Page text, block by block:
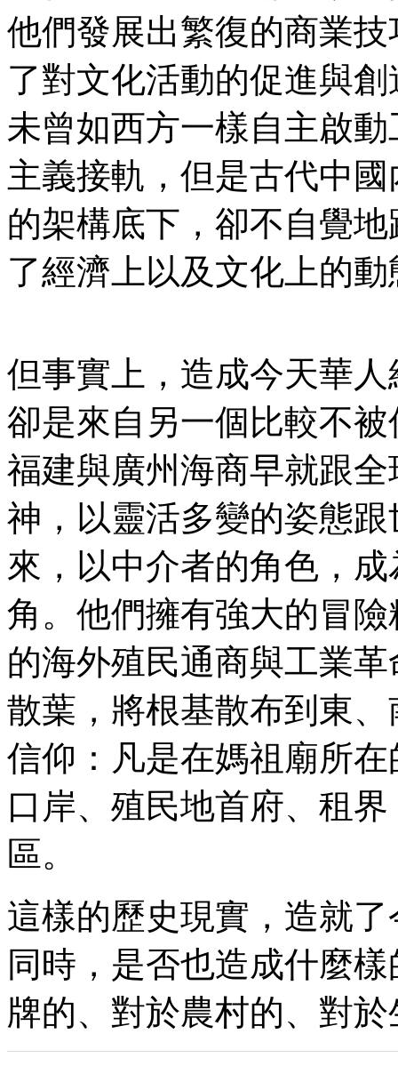
他們發展出繁復的商業
了對文化活動的促進與
未曾如西方一樣自主啟
主義接軌，但是古代中
的架構底下，卻不自覺
了經濟上以及文化上的
但事實上，造成今天華
卻是來自另一個比較不
福建與廣州海商早就跟
神，以靈活多變的姿態
來，以中介者的角色，
角。他們擁有強大的冒
的海外殖民通商與工業
散葉，將根基散布到東
信仰：凡是在媽祖廟所
口岸、殖民地首府、租
區。
這樣的歷史現實，造就
同時，是否也造成什麼
牌的、對於農村的、對